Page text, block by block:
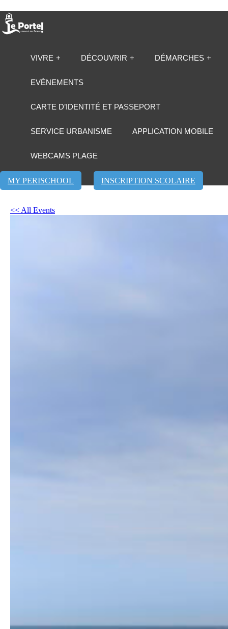
VIVRE DÉCOUVRIR DÉMARCHES
EVÈNEMENTS
CARTE D’IDENTITÉ ET PASSEPORT
SERVICE URBANISME APPLICATION MOBILE
WEBCAMS PLAGE
MY PERISCHOOL INSCRIPTION SCOLAIRE
<< All Events